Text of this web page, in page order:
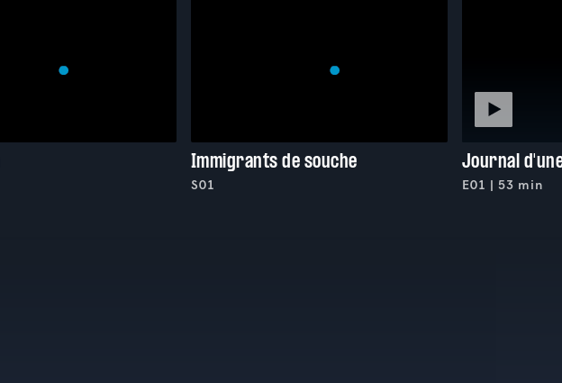
Immigrants de souche
S01
Journal
E01 | 53 min